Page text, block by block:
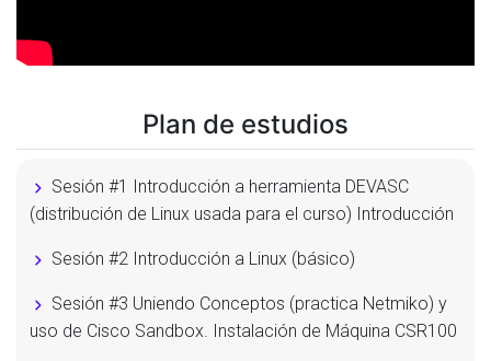
Plan de estudios
Sesión #1 Introducción a herramienta DEVASC
(distribución de Linux usada para el curso) Introducción
Sesión #2 Introducción a Linux (básico)
Sesión #3 Uniendo Conceptos (practica Netmiko) y
uso de Cisco Sandbox. Instalación de Máquina CSR100